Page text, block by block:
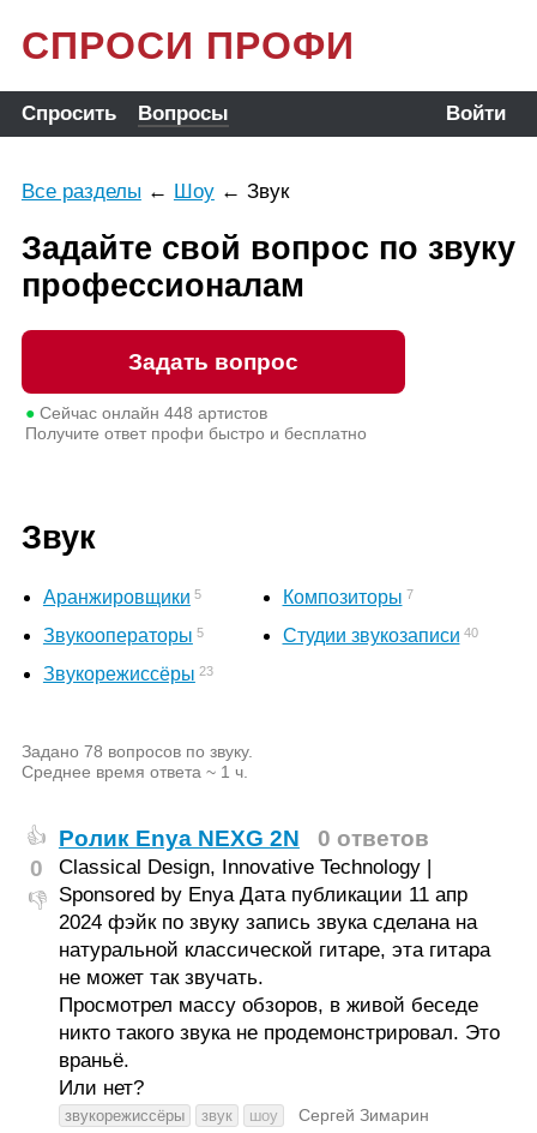
СПРОСИ ПРОФИ
Спросить Вопросы Войти
Все разделы ← Шоу← Звук
Задайте свой вопрос по звуку
профессионалам
Задать вопрос
●Сейчас онлайн 448 артистов
Получите ответ профи быстро и бесплатно
Звук
Аранжировщики 5
Звукооператоры 5
Звукорежиссёры 23
Композиторы 7
Студии звукозаписи 40
Задано 78 вопросов по звуку.
Среднее время ответа ~ 1 ч.
👍
0
👎
Ролик Enya NEXG 2N 0 ответов
Classical Design, Innovative Technology |
Sponsored by Enya Дата публикации 11 апр
2024 фэйк по звуку запись звука сделана на
натуральной классической гитаре, эта гитара
не может так звучать.
Просмотрел массу обзоров, в живой беседе
никто такого звука не продемонстрировал. Это
враньё.
Или нет?
звукорежиссёры звук шоу
Сергей Зимарин